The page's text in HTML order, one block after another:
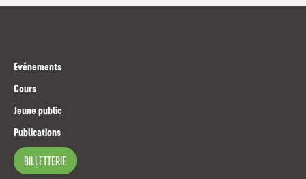
Evénements
Cours
Jeune public
Publications
BILLETTERIE